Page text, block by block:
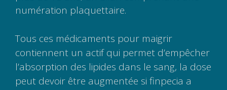
numération plaquettaire.
Tous ces médicaments pour maigrir
contiennent un actif qui permet d’empêcher
l’absorption des lipides dans le sang, la dose
peut devoir être augmentée si finpecia a